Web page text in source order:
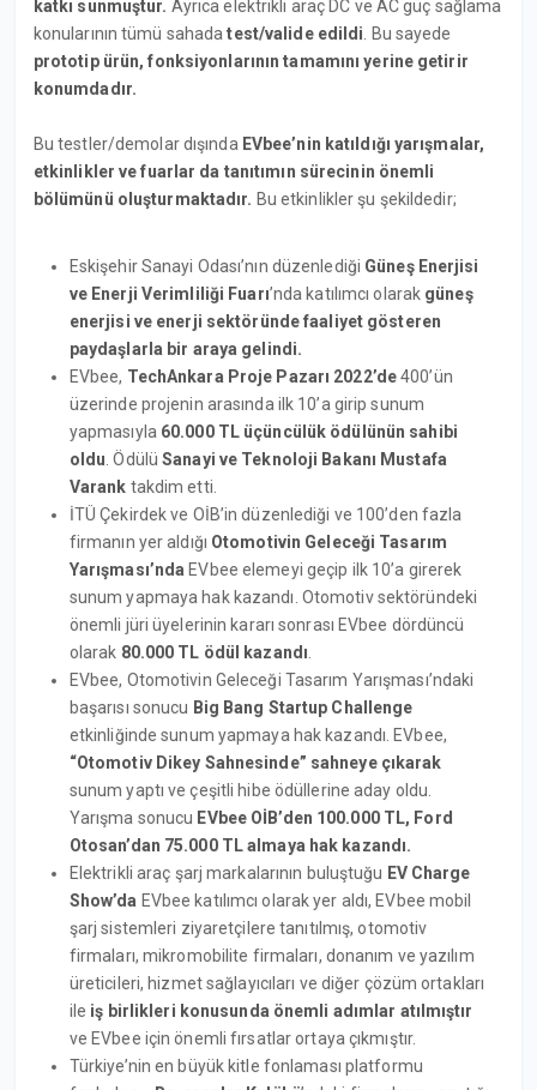
katkı sunmuştur. Ayrıca elektrikli araç DC ve AC güç sağlama
konularının tümü sahadatest/valide edildi. Bu sayede
prototip ürün, fonksiyonlarının tamamını yerine getirir
konumdadır.
Bu testler/demolar dışında EVbee’nin katıldığı yarışmalar,
etkinlikler ve fuarlar da tanıtımın sürecinin önemli
bölümünü oluşturmaktadır. Bu etkinlikler şu şekildedir;
Eskişehir Sanayi Odası’nın düzenlediği Güneş Enerjisi
ve Enerji Verimliliği Fuarı’nda katılımcı olarak güneş
enerjisi ve enerji sektöründe faaliyet gösteren
paydaşlarla bir araya gelindi.
EVbee, TechAnkara Proje Pazarı 2022’de400’ün
üzerinde projenin arasında ilk 10’a girip sunum
yapmasıyla 60.000 TL üçüncülük ödülünün sahibi
oldu. ÖdülüSanayi ve Teknoloji Bakanı Mustafa
Varank takdim etti.
İTÜ Çekirdek ve OİB’in düzenlediği ve 100’den fazla
firmanın yer aldığı Otomotivin Geleceği Tasarım
Yarışması’nda EVbee elemeyi geçip ilk 10’a girerek
sunum yapmaya hak kazandı. Otomotiv sektöründeki
önemli jüri üyelerinin kararı sonrası EVbee dördüncü
olarak 80.000 TL ödül kazandı.
EVbee, Otomotivin Geleceği Tasarım Yarışması’ndaki
başarısı sonucu Big Bang Startup Challenge
etkinliğinde sunum yapmaya hak kazandı. EVbee,
“Otomotiv Dikey Sahnesinde” sahneye çıkarak
sunum yaptı ve çeşitli hibe ödüllerine aday oldu.
Yarışma sonucu EVbee OİB’den 100.000 TL, Ford
Otosan’dan 75.000 TL almaya hak kazandı.
Elektrikli araç şarj markalarının buluştuğu EV Charge
Show’da EVbee katılımcı olarak yer aldı, EVbee mobil
şarj sistemleri ziyaretçilere tanıtılmış, otomotiv
firmaları, mikromobilite firmaları, donanım ve yazılım
üreticileri, hizmet sağlayıcıları ve diğer çözüm ortakları
ile iş birlikleri konusunda önemli adımlar atılmıştır
ve EVbee için önemli fırsatlar ortaya çıkmıştır.
Türkiye’nin en büyük kitle fonlaması platformu